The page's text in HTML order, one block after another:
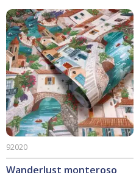
Wanderlust monteroso
92020